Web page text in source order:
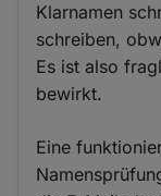
Klarnamen
schreiben,
Es ist also
bewirkt.
Eine